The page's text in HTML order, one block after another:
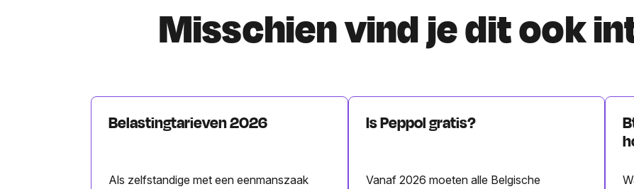
Misschien vind je dit ook
Belastingtarieven 2026
Als zelfstandige met een eenmanszaak
Is Peppol gratis?
Vanaf 2026 moeten alle Belgische